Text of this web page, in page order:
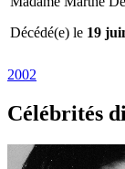
Décédé(e) le 19
2002
Célébrités